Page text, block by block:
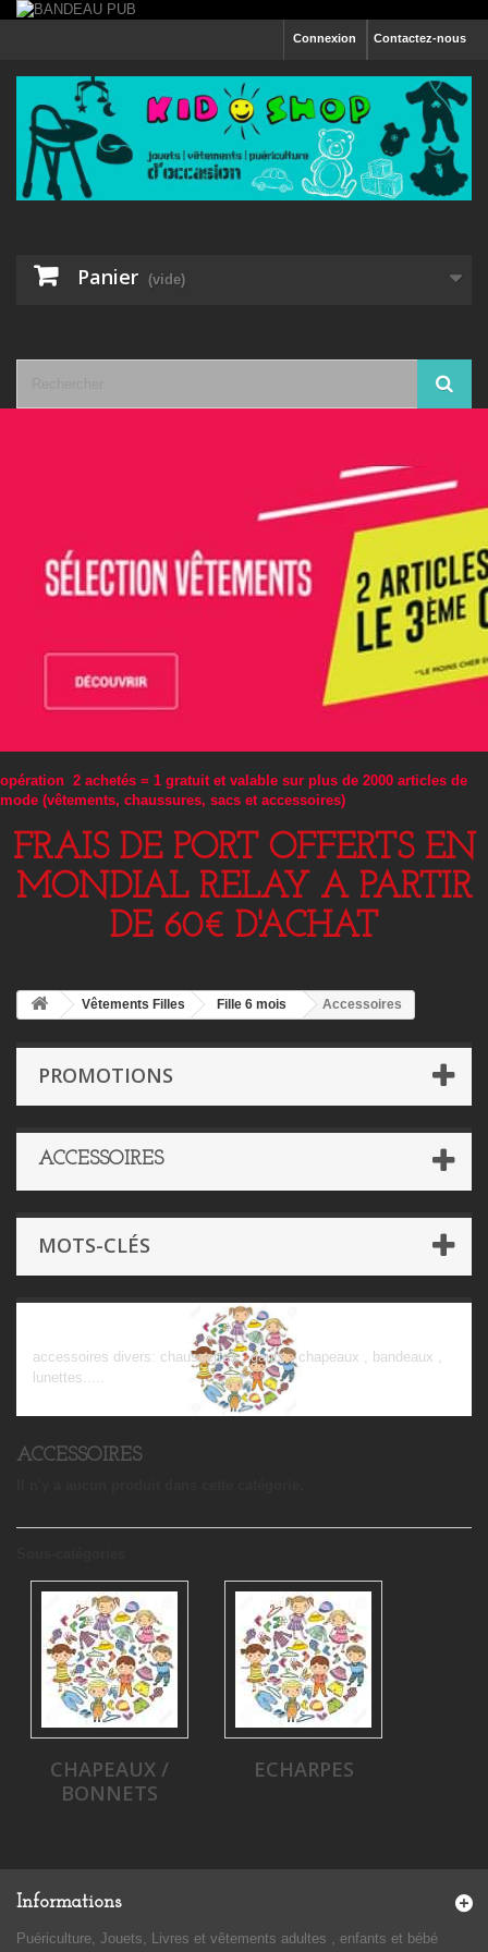
Contactez-nous
Connexion
Panier (vide)
opération 2 achetés = 1 gratuit et valable sur plus de 2000 articles de
mode (vêtements, chaussures, sacs et accessoires)
FRAIS DE PORT OFFERTS EN
MONDIAL RELAY A PARTIR
DE 60€ D'ACHAT
Vêtements Filles Fille 6 mois Accessoires
PROMOTIONS
ACCESSOIRES
MOTS-CLÉS
accessoires divers: chaussettes , gants , chapeaux , bandeaux ,
lunettes.....
ACCESSOIRES
CHAPEAUX /
BONNETS
ECHARPES
Informations
Puériculture, Jouets, Livres et vêtements adultes , enfants et bébé